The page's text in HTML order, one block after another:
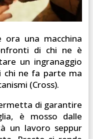
una macchina
di chi ne è
un ingranaggio
chi ne fa parte ma
(Cross).
di garantire
è mosso dalle
un lavoro seppur